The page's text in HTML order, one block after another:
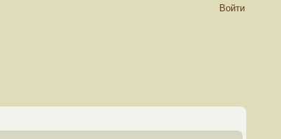
Войти